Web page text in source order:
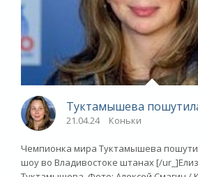
Туктамышева
21.04.24 Коньки
Чемпионка мира Туктамышева
шоу во Владивостоке штанах [/